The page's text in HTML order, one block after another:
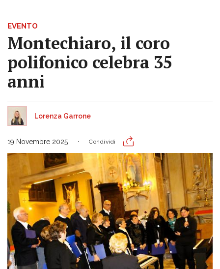
EVENTO
Montechiaro, il coro
polifonico celebra 35
anni
Lorenza Garrone
19 Novembre 2025 Condividi